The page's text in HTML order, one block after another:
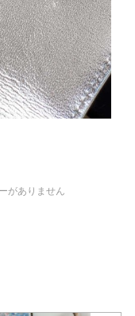
がありません